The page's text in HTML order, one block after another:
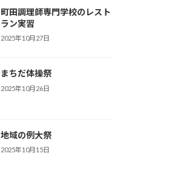
町田調理師専門学校のレスト
ラン実習
2025年10月27日
まちだ体操祭
2025年10月26日
地域の例大祭
2025年10月15日